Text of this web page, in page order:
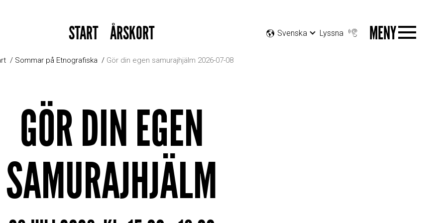
START ÅRSKORT Svenska Lyssna MENY
Sommar på Etnografiska Gör din egen samurajhjälm 2026-07-08
GÖR DIN EGEN
SAMURAJHJÄLM